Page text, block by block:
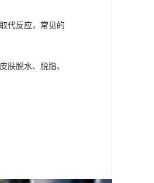
代反应，常见的
肤脱水、脱脂、